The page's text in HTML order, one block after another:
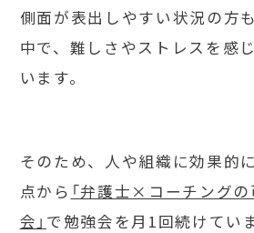
側面が表出しやすい状況の方
中で、難しさやストレスを感
います。
そのため、人や組織に効果的
点から 「弁護士×コーチング
会」 で勉強会を月1回続けてい